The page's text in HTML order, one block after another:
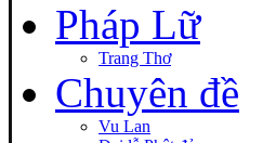
Pháp Lữ
Trang Thơ
Chuyên đề
Vu Lan